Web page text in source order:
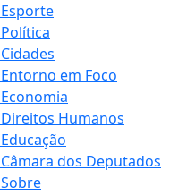
Esporte
Política
Cidades
Entorno em Foco
Economia
Direitos Humanos
Educação
Câmara dos Deputados
Sobre